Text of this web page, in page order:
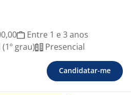
Entre 1 e 3 anos
grau)
Presencial
Candidatar-me